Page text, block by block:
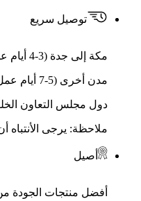
توصيل سريع
مكة إلى جدة (3-4 أيام عمل)
مدن أخرى (5-7 أيام عمل)
دول مجلس التعاون الخليجي (8-10
ملاحظة: يرجى الأنتباه
أصيل
أفضل منتجات الجودة من